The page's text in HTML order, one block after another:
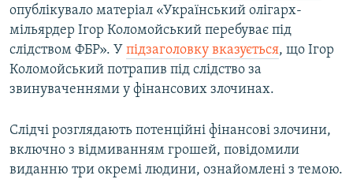
опублікувало матеріал «Український олігарх-
мільярдер Ігор Коломойський перебуває під
слідством ФБР». У підзаголовку вказується, що Ігор
Коломойський потрапив під слідство за
звинуваченнями у фінансових злочинах.
Слідчі розглядають потенційні фінансові злочини,
включно з відмиванням грошей, повідомили
виданню три окремі людини, ознайомлені з темою.